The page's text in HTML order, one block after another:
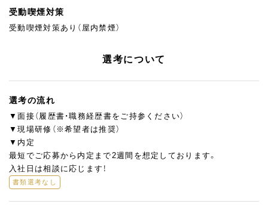
受動喫煙対策
受動喫煙対策あり（屋内禁煙）
選考について
選考の流れ
▼面接（履歴書・職務経歴書をご持参ください）
▼現場研修（※希望者は推奨）
▼内定
最短でご応募から内定まで2週間を想定しております。
入社日は相談に応じます！
書類選考なし